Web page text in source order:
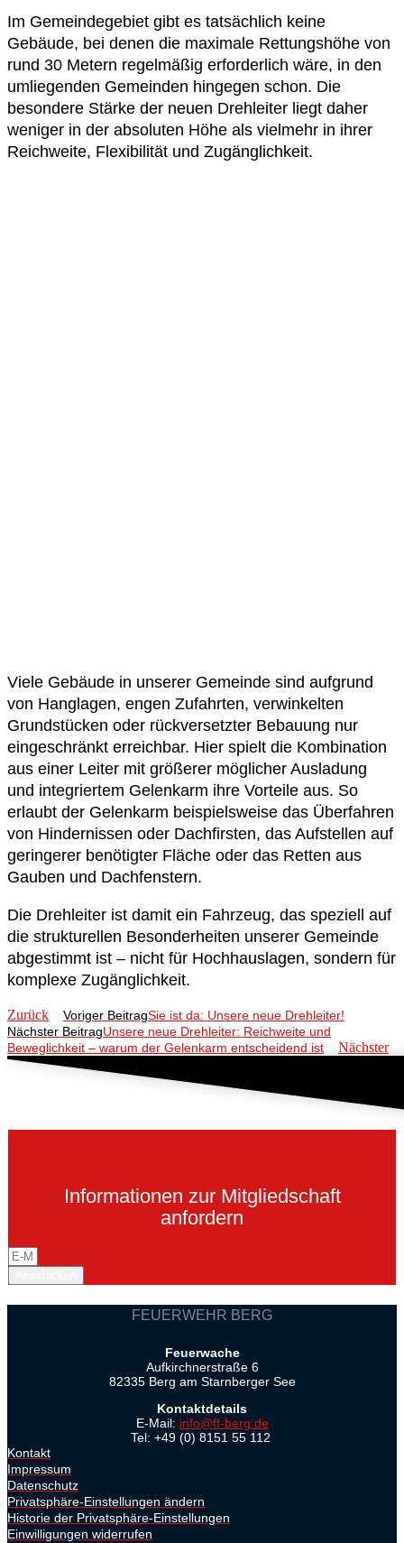
Im Gemeindegebiet gibt es tatsächlich keine
Gebäude, bei denen die maximale Rettungshöhe von
rund 30 Metern regelmäßig erforderlich wäre, in den
umliegenden Gemeinden hingegen schon. Die
besondere Stärke der neuen Drehleiter liegt daher
weniger in der absoluten Höhe als vielmehr in ihrer
Reichweite, Flexibilität und Zugänglichkeit.
Viele Gebäude in unserer Gemeinde sind aufgrund
von Hanglagen, engen Zufahrten, verwinkelten
Grundstücken oder rückversetzter Bebauung nur
eingeschränkt erreichbar. Hier spielt die Kombination
aus einer Leiter mit größerer möglicher Ausladung
und integriertem Gelenkarm ihre Vorteile aus. So
erlaubt der Gelenkarm beispielsweise das Überfahren
von Hindernissen oder Dachfirsten, das Aufstellen auf
geringerer benötigter Fläche oder das Retten aus
Gauben und Dachfenstern.
Die Drehleiter ist damit ein Fahrzeug, das speziell auf
die strukturellen Besonderheiten unserer Gemeinde
abgestimmt ist – nicht für Hochhauslagen, sondern für
komplexe Zugänglichkeit.
Zurück Voriger BeitragSie ist da: Unsere neue Drehleiter!
Nächster BeitragUnsere neue Drehleiter: Reichweite und
Beweglichkeit – warum der Gelenkarm entscheidend ist
Nächster
Informationen zur Mitgliedschaft
anfordern
FEUERWEHR BERG
Feuerwache
Aufkirchnerstraße 6
82335 Berg am Starnberger See
Kontaktdetails
E-Mail: info@ff-berg.de
Tel: +49 (0) 8151 55 112
Kontakt
Impressum
Datenschutz
Privatsphäre-Einstellungen ändern
Historie der Privatsphäre-Einstellungen
Einwilligungen widerrufen